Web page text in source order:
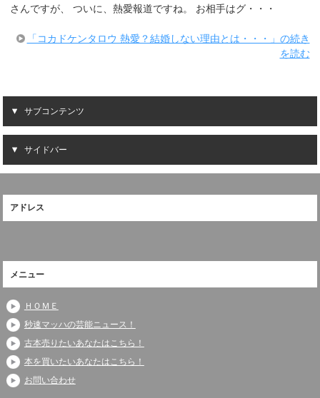
さんですが、 ついに、熱愛報道ですね。 お相手はグ・・・
「コカドケンタロウ 熱愛？結婚しない理由とは・・・」の続き
を読む
サブコンテンツ
サイドバー
アドレス
メニュー
ＨＯＭＥ
秒速マッハの芸能ニュース！
古本売りたいあなたはこちら！
本を買いたいあなたはこちら！
お問い合わせ